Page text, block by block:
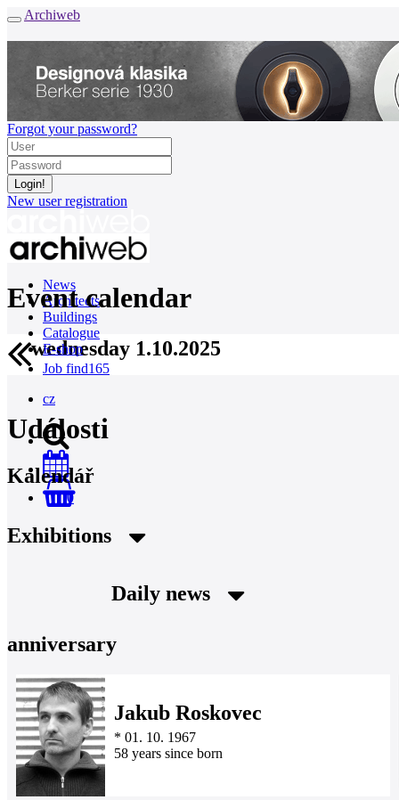
Archiweb
Forgot your password?
New user registration
News
Architects
Buildings
Catalogue
E-shop
Job find165
cz
0
Event calendar
wednesday 1.10.2025
Události
Kalendář
Exhibitions
Daily news
anniversary
Jakub Roskovec
* 01. 10. 1967
58 years since born